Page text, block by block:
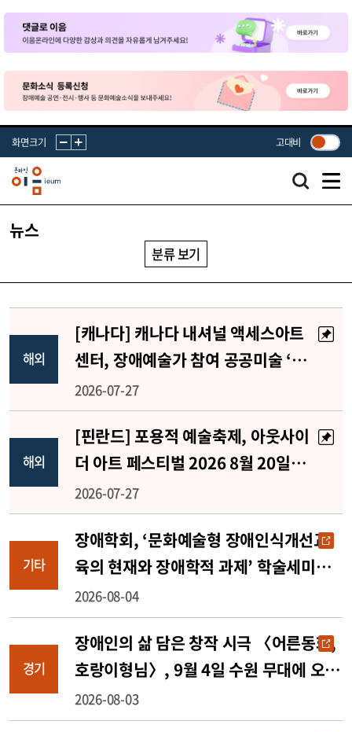
화면크기 고대비
뉴스
뉴스
분류 보기
해외
[캐나다] 캐나다 내셔널 액세스아트
센터, 장애예술가 참여 공공미술 ‘랜
드마크 프로젝트’ 추진
2026-07-27
해외
[핀란드] 포용적 예술축제, 아웃사이
더 아트 페스티벌 2026 8월 20일부
터 30일까지 개최
2026-07-27
기타
장애학회, ‘문화예술형 장애인식개선교
육의 현재와 장애학적 과제’ 학술세미나
개최
2026-08-04
경기
장애인의 삶 담은 창작 시극 〈어른동화,
호랑이형님〉, 9월 4일 수원 무대에 오른
다
2026-08-03